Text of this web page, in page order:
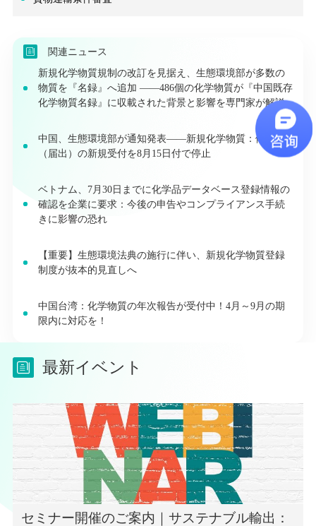
関連ニュース
新規化学物質規制の改訂を見据え、生態環境部が多数の
物質を『名録』へ追加 ——486個の化学物質が『中国既存
化学物質名録』に収載された背景と影響を専門家が解説
中国、生態環境部が通知発表――新規化学物質：備案
（届出）の新規受付を8月15日付で停止
ベトナム、7月30日までに化学品データベース登録情報の
確認を企業に要求：今後の申告やコンプライアンス手続
きに影響の恐れ
【重要】生態環境法典の施行に伴い、新規化学物質登録
制度が抜本的見直しへ
中国台湾：化学物質の年次報告が受付中！4月～9月の期
限内に対応を！
最新イベント
セミナー開催のご案内｜サステナブル輸出：